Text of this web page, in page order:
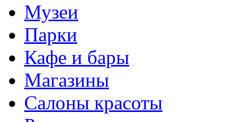
Музеи
Парки
Кафе и бары
Магазины
Салоны красоты